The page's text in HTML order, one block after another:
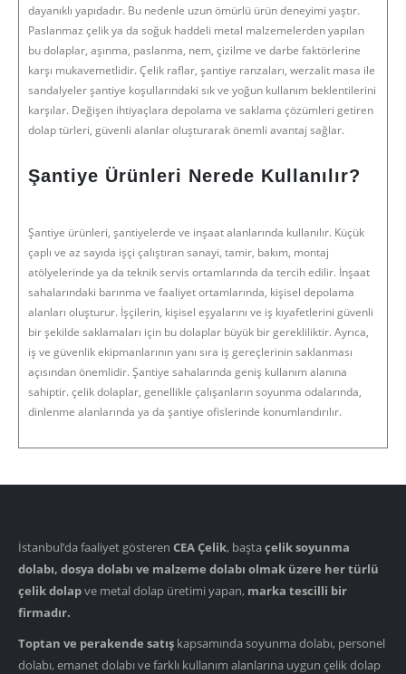
dayanıklı yapıdadır. Bu nedenle uzun ömürlü ürün deneyimi yaştır.
Paslanmaz çelik ya da soğuk haddeli metal malzemelerden yapılan
bu dolaplar, aşınma, paslanma, nem, çizilme ve darbe faktörlerine
karşı mukavemetlidir. Çelik raflar, şantiye ranzaları, werzalit masa ile
sandalyeler şantiye koşullarındaki sık ve yoğun kullanım beklentilerini
karşılar. Değişen ihtiyaçlara depolama ve saklama çözümleri getiren
dolap türleri, güvenli alanlar oluşturarak önemli avantaj sağlar.
Şantiye Ürünleri Nerede Kullanılır?
Şantiye ürünleri, şantiyelerde ve inşaat alanlarında kullanılır. Küçük
çaplı ve az sayıda işçi çalıştıran sanayi, tamir, bakım, montaj
atölyelerinde ya da teknik servis ortamlarında da tercih edilir. İnşaat
sahalarındaki barınma ve faaliyet ortamlarında, kişisel depolama
alanları oluşturur. İşçilerin, kişisel eşyalarını ve iş kıyafetlerini güvenli
bir şekilde saklamaları için bu dolaplar büyük bir gerekliliktir. Ayrıca,
iş ve güvenlik ekipmanlarının yanı sıra iş gereçlerinin saklanması
açısından önemlidir. Şantiye sahalarında geniş kullanım alanına
sahiptir. çelik dolaplar, genellikle çalışanların soyunma odalarında,
dinlenme alanlarında ya da şantiye ofislerinde konumlandırılır.
İstanbul’da faaliyet gösteren CEA Çelik, başta çelik soyunma
dolabı, dosya dolabı ve malzeme dolabı olmak üzere her türlü
çelik dolapve metal dolap üretimi yapan, marka tescilli bir
firmadır.
Toptan ve perakende satış kapsamında soyunma dolabı, personel
dolabı, emanet dolabı ve farklı kullanım alanlarına uygun çelik dolap